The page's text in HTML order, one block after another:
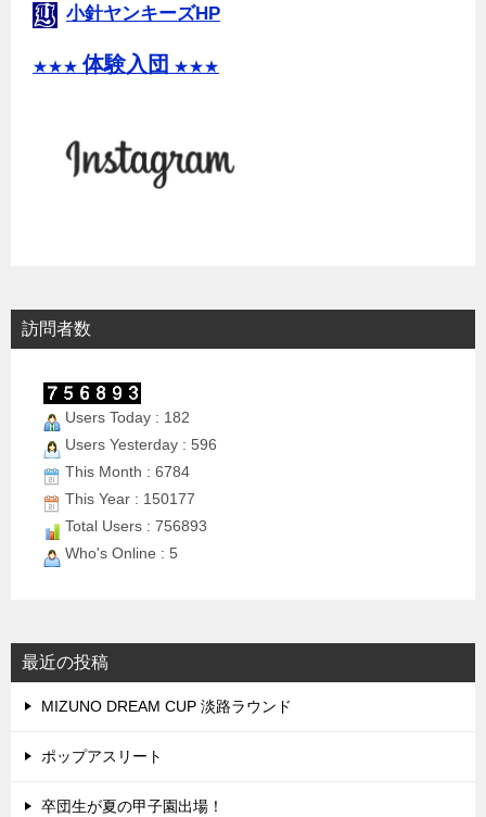
小針ヤンキーズHP
★★★ 体験入団 ★★★
訪問者数
Users Today : 182
Users Yesterday : 596
This Month : 6784
This Year : 150177
Total Users : 756893
Who's Online : 5
最近の投稿
MIZUNO DREAM CUP 淡路ラウンド
ポップアスリート
卒団生が夏の甲子園出場！